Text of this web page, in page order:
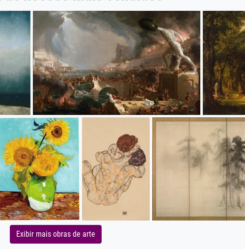
Exibir mais obras de arte